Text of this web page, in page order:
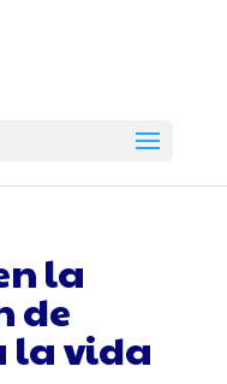
la
de
la vida